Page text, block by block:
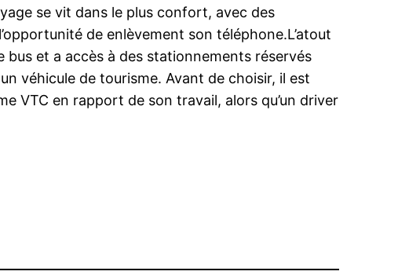
se vit dans le plus confort, avec des
de enlèvement son téléphone.L’atout
bus et a accès à des stationnements réservés
véhicule de tourisme. Avant de choisir, il est
VTC en rapport de son travail, alors qu’un driver